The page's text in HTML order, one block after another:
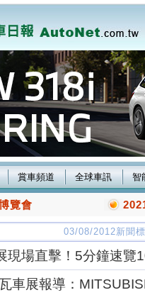
賞車頻道 全球車訊 智
覽會
03/08/2012新聞
現場直擊！5分鐘速覽
車展報導：